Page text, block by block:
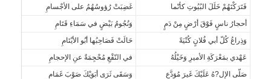
فَتَرَكْتَهُمْ خَلَلَ البُيُوتِ كأنّما
غَضِبَتْ رُؤوسُهُمُ على الأجْسامِ
أحجارُ ناسٍ فَوْقَ أرْضٍ مِنْ دَمٍ
وَنُجُومُ بَيْضٍ في سَمَاءِ قَتَامِ
وَذِراعُ كُلّ أبي فُلانٍ كُنْيَةً
حَالَتْ فَصَاحِبُها أبُو الأيْتَامِ
عَهْدي بمَعْرَكَةِ الأميرِ وَخَيْلُهُ
في النّقْعِ مُحْجِمَةٌ عنِ الإحجامِ
صَلّى الإل?هُ عَلَيْكَ غَيرَ مُوَدَّعٍ
وَسَقَى ثَرَى أبَوَيْكَ صَوْبَ غَمَامِ